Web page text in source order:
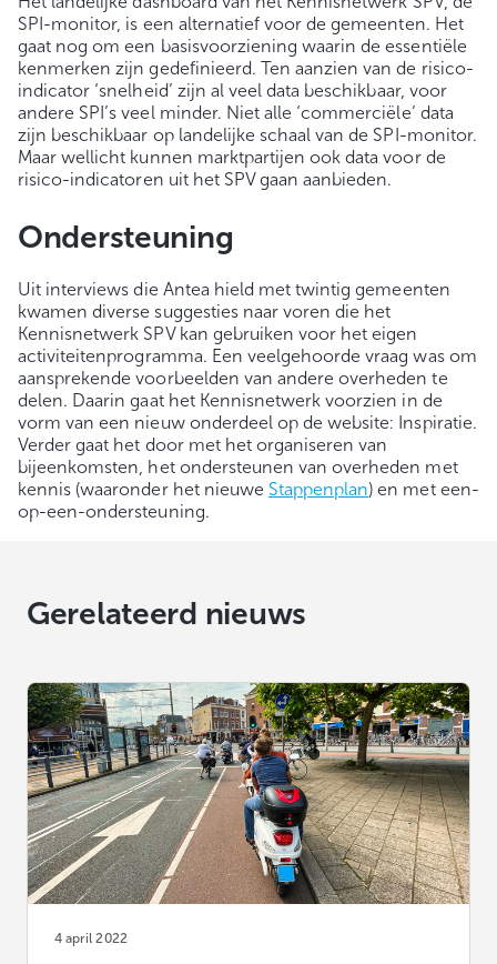
SPI-monitor, is een alternatief voor de gemeenten. Het
gaat nog om een basisvoorziening waarin de essentiële
kenmerken zijn gedefinieerd. Ten aanzien van de risico-
indicator ‘snelheid’ zijn al veel data beschikbaar, voor
andere SPI’s veel minder. Niet alle ‘commerciële’ data
zijn beschikbaar op landelijke schaal van de SPI-monitor.
Maar wellicht kunnen marktpartijen ook data voor de
risico-indicatoren uit het SPV gaan aanbieden.
Ondersteuning
Uit interviews die Antea hield met twintig gemeenten
kwamen diverse suggesties naar voren die het
Kennisnetwerk SPV kan gebruiken voor het eigen
activiteitenprogramma. Een veelgehoorde vraag was om
aansprekende voorbeelden van andere overheden te
delen. Daarin gaat het Kennisnetwerk voorzien in de
vorm van een nieuw onderdeel op de website: Inspiratie.
Verder gaat het door met het organiseren van
bijeenkomsten, het ondersteunen van overheden met
kennis (waaronder het nieuwe Stappenplan) en met een-
op-een-ondersteuning.
Gerelateerd nieuws
4 april 2022